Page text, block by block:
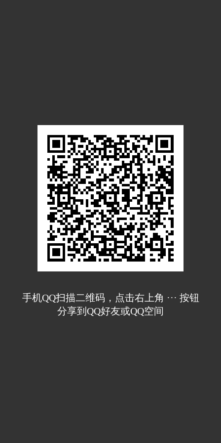
手机QQ扫描二维码，点击右上角 ··· 按钮
分享到QQ好友或QQ空间